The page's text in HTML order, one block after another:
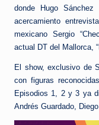
donde Hugo
acercamiento
mexicano Sergio
actual DT del Mallorca,
El show, exclusivo de
con figuras
Episodios 1, 2 y 3 ya
Andrés Guardado,